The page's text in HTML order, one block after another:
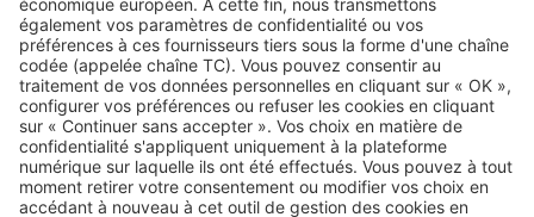
séparation : que faire du prêt et
du logement en 2026 ?